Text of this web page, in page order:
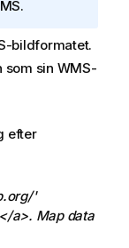
.
-bildformatet.
som sin WMS-
efter
'
a>. Map data